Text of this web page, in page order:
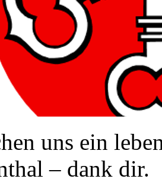
uns ein
– dank dir.